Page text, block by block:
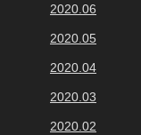
2020.06
2020.05
2020.04
2020.03
2020.02